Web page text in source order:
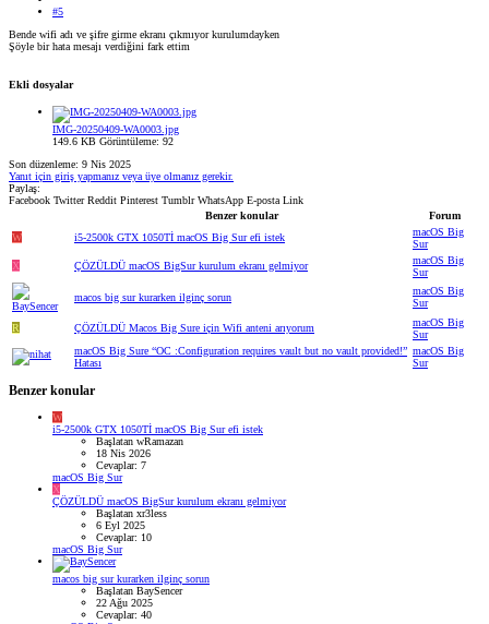
#5
Bende wifi adı ve şifre girme ekranı çıkmıyor kurulumdayken
Şöyle bir hata mesajı verdiğini fark ettim
Ekli dosyalar
IMG-20250409-WA0003.jpg
149.6 KB Görüntüleme: 92
Son düzenleme: 9 Nis 2025
Yanıt için giriş yapmanız veya üye olmanız gerekir.
Paylaş:
Facebook Twitter Reddit Pinterest Tumblr WhatsApp E-posta Link
Benzer konular
Forum
W
i5-2500k GTX 1050Tİ macOS Big Sur efi istek
macOS Big
Sur
X
ÇÖZÜLDÜ macOS BigSur kurulum ekranı gelmiyor
macOS Big
Sur
macos big sur kurarken ilginç sorun
macOS Big
Sur
R ÇÖZÜLDÜ Macos Big Sure için Wifi anteni arıyorum
macOS Big
Sur
macOS Big Sure “OC :Configuration requires vault but no vault provided!”
Hatası
macOS Big
Sur
Benzer konular
W
i5-2500k GTX 1050Tİ macOS Big Sur efi istek
Başlatan wRamazan
18 Nis 2026
Cevaplar: 7
macOS Big Sur
X
ÇÖZÜLDÜ macOS BigSur kurulum ekranı gelmiyor
Başlatan xr3less
6 Eyl 2025
Cevaplar: 10
macOS Big Sur
macos big sur kurarken ilginç sorun
Başlatan BaySencer
22 Ağu 2025
Cevaplar: 40